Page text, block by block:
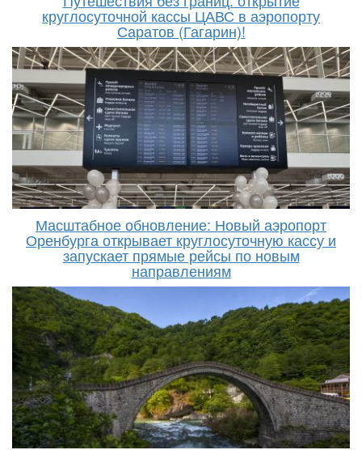
круглосуточной кассы ЦАВС в аэропорту
Саратов (Гагарин)!
Масштабное обновление: Новый аэропорт
Оренбурга открывает круглосуточную кассу и
запускает прямые рейсы по новым
направлениям